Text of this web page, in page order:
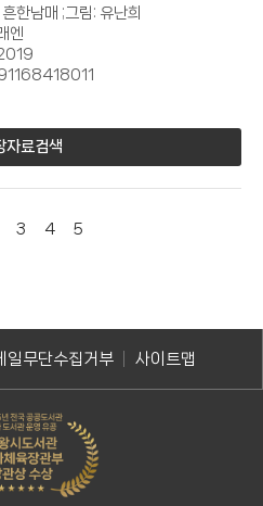
한남매 ;그림: 유난희
엔
자료검색
3 4 5
일무단수집거부 사이트맵